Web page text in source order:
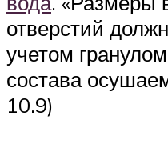
отверстий
учетом
состава
10.9)